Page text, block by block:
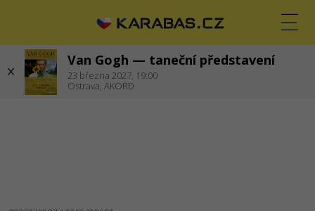
CS EN UK
OSTRAVA
Van Gogh — taneční představení
23 března 2027, 19:00
Ostrava, AKORD